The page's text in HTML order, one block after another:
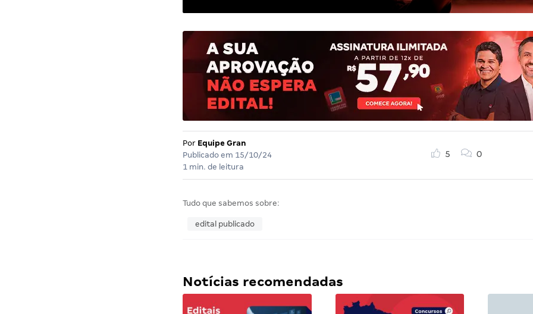
Por Equipe Gran
Publicado em 15/10/24
1 min. de leitura
5 0
Tudo que sabemos sobre:
edital publicado
Notícias recomendadas